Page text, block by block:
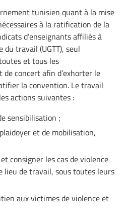
tunisien quant à la mise
à la ratification de la
d’enseignants affiliés à
du travail (UGTT), seul
et tous les
concert afin d’exhorter le
la convention. Le travail
actions suivantes :
sensibilisation ;
et de mobilisation,
consigner les cas de violence
lieu de travail, sous toutes leurs
aux victimes de violence et